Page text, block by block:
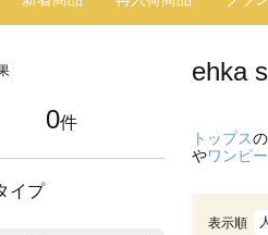
0件
イプ
ehka
トップス
やワンピ
表示順